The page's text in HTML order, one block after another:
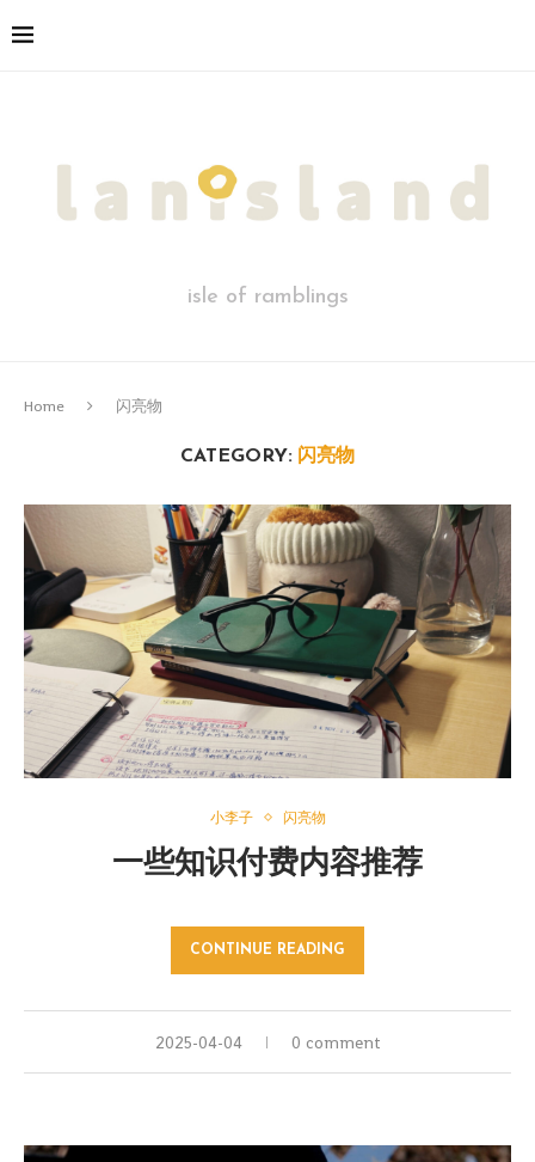
isle of ramblings
Home 闪亮物
CATEGORY: 闪亮物
小李子 闪亮物
一些知识付费内容推荐
CONTINUE READING
2025-04-04 0 comment